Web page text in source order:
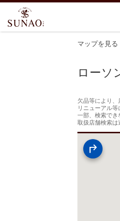
マップを見る
ローソ
欠品等により
リニューアル
一部、検索でき
取扱店舗検索は